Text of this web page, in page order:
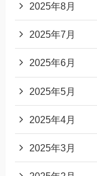
2025年8月
2025年7月
2025年6月
2025年5月
2025年4月
2025年3月